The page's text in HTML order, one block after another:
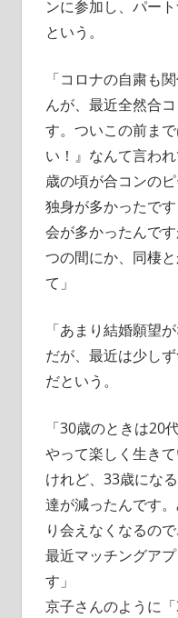
ンに参加し、パー
という。
「コロナの自粛も
んが、最近全然合
す。ついこの前ま
い！』なんて言わ
歳の頃が合コンの
独身が多かったで
会が多かったんで
つの間にか、同棲
て」
「あまり結婚願望
だが、最近は少し
だという。
「30歳のときは20
やって楽しく生き
けれど、33歳にな
達が減ったんです
り会えなくなるの
最近マッチングア
す」
京子さんのように